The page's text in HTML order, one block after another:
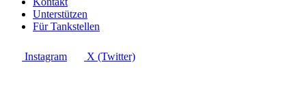
Unterstützen
Für Tankstellen
Instagram X (Twitter)